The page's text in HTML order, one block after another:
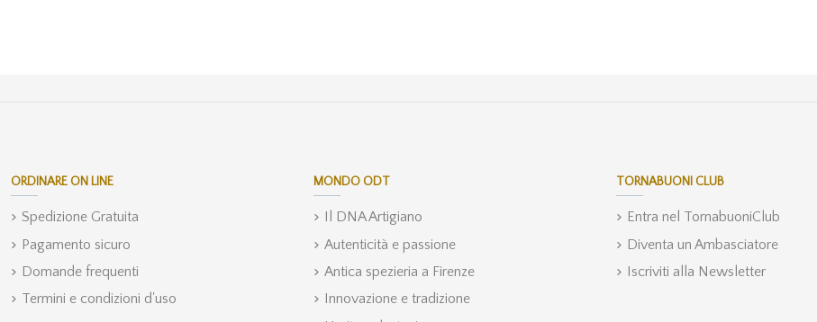
ORDINARE ON LINE
Spedizione Gratuita
Pagamento sicuro
Domande frequenti
Termini e condizioni d'uso
MONDO ODT
Il DNA Artigiano
Autenticità e passione
Antica spezieria a Firenze
Innovazione e tradizione
TORNABUONI CLUB
Entra nel TornabuoniClub
Diventa un Ambasciatore
Iscriviti alla Newsletter